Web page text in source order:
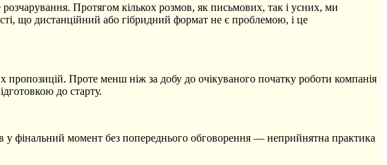
Протягом кількох розмов, як письмових, так і усних, ми
що дистанційний або гібридний формат не є проблемою, і це
Проте менш ніж за добу до очікуваного початку роботи компанія
до старту.
у фінальний момент без попереднього обговорення — неприйнятна практика